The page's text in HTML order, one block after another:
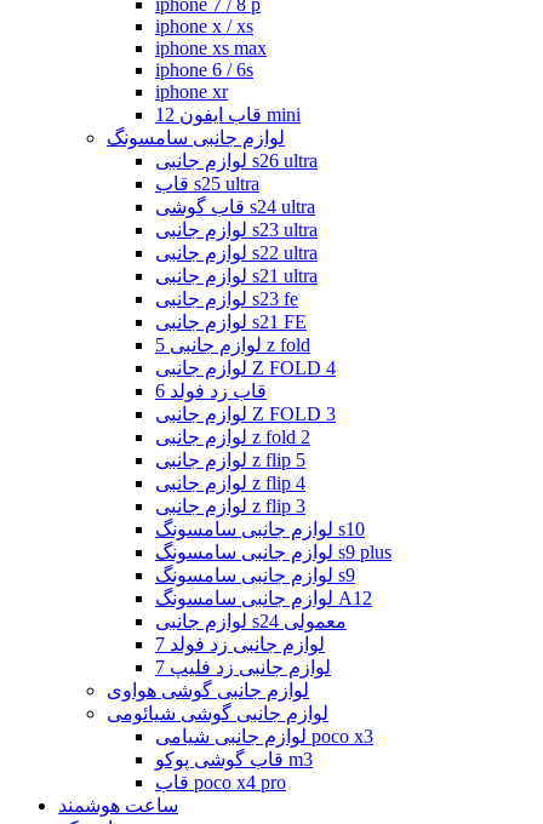
iphone x / xs
iphone xs max
iphone 6 / 6s
iphone xr
قاب ایفون 12 mini
لوازم جانبی سامسونگ
لوازم جانبی s26 ultra
قاب s25 ultra
قاب گوشی s24 ultra
لوازم جانبی s23 ultra
لوازم جانبی s22 ultra
لوازم جانبی s21 ultra
لوازم جانبی s23 fe
لوازم جانبی s21 FE
لوازم جانبی 5 z fold
لوازم جانبی Z FOLD 4
قاب زد فولد 6
لوازم جانبی Z FOLD 3
لوازم جانبی z fold 2
لوازم جانبی z flip 5
لوازم جانبی z flip 4
لوازم جانبی z flip 3
لوازم جانبی سامسونگ s10
لوازم جانبی سامسونگ s9 plus
لوازم جانبی سامسونگ s9
لوازم جانبی سامسونگ A12
لوازم جانبی s24 معمولی
لوازم جانبی زد فولد 7
لوازم جانبی زد فلیپ 7
لوازم جانبی گوشی هواوی
لوازم جانبی گوشی شیائومی
لوازم جانبی شیامی poco x3
قاب گوشی پوکو m3
قاب poco x4 pro
ساعت هوشمند